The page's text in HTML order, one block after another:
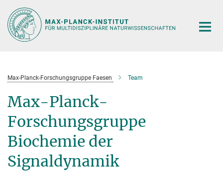
Hauptinhalt
Max-Planck-Forschungsgruppe Faesen Team
Max-Planck-
Forschungsgruppe
Biochemie der
Signaldynamik